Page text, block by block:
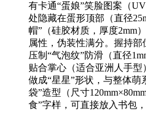
有卡通“蛋娘”笑脸图案（
处隐藏在蛋形顶部（直径
帽”（硅胶材质，厚度2mm
属性，伪装性满分。握持
压制“气泡纹”防滑（直径
贴合掌心（适合亚洲人手型
做成“星星”形状，与整体萌
袋”造型（尺寸
食”字样，可直接放入书包